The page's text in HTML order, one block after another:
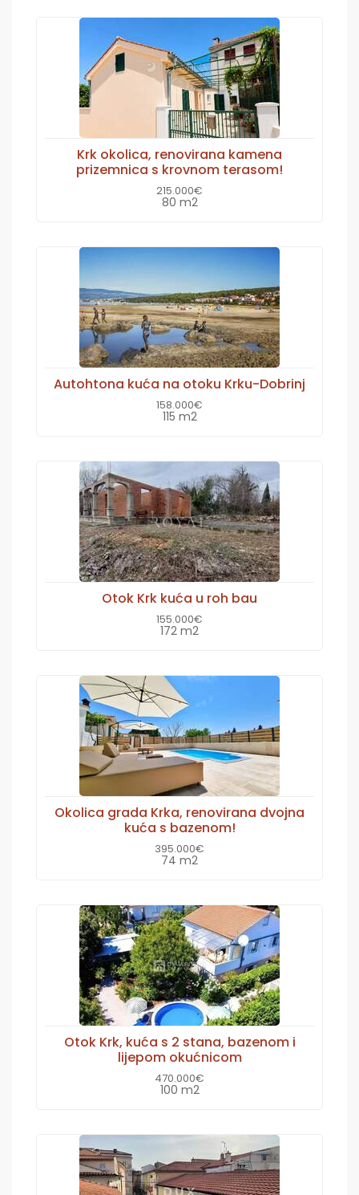
Krk okolica, renovirana kamena
prizemnica s krovnom terasom!
215.000€
80 m2
Autohtona kuća na otoku Krku-Dobrinj
158.000€
115 m2
Otok Krk kuća u roh bau
155.000€
172 m2
Okolica grada Krka, renovirana dvojna
kuća s bazenom!
395.000€
74 m2
Otok Krk, kuća s 2 stana, bazenom i
lijepom okućnicom
470.000€
100 m2